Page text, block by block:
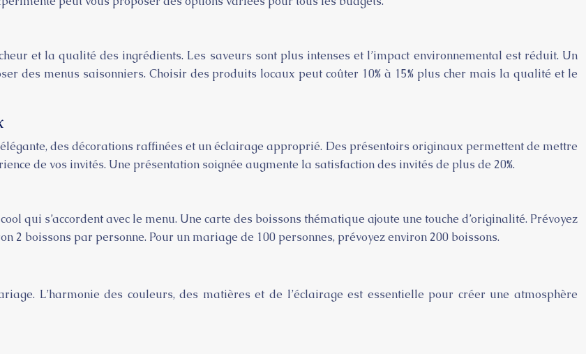
et la qualité des ingrédients. Les saveurs sont plus intenses et l’impact environnemental est réduit. Un
des menus saisonniers. Choisir des produits locaux peut coûter 10% à 15% plus cher mais la qualité et le
des décorations raffinées et un éclairage approprié. Des présentoirs originaux permettent de mettre
de vos invités. Une présentation soignée augmente la satisfaction des invités de plus de 20%.
qui s’accordent avec le menu. Une carte des boissons thématique ajoute une touche d’originalité. Prévoyez
2 boissons par personne. Pour un mariage de 100 personnes, prévoyez environ 200 boissons.
L’harmonie des couleurs, des matières et de l’éclairage est essentielle pour créer une atmosphère